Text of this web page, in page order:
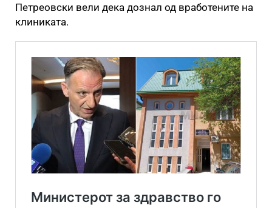
Петреовски вели дека дознал од вработените на
клиниката.